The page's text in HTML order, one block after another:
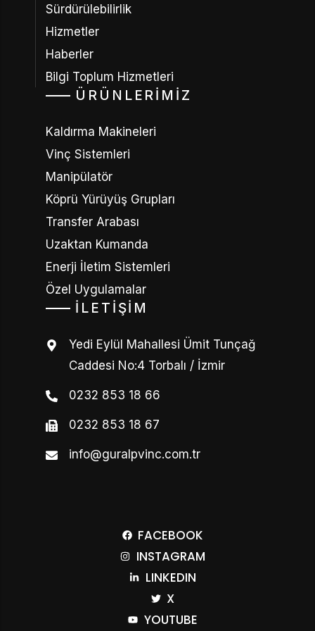
Sürdürülebilirlik
Hizmetler
Haberler
Bilgi Toplum Hizmetleri
ÜRÜNLERIMIZ
Kaldırma Makineleri
Vinç Sistemleri
Manipülatör
Köprü Yürüyüş Grupları
Transfer Arabası
Uzaktan Kumanda
Enerji İletim Sistemleri
Özel Uygulamalar
İLETIŞIM
Yedi Eylül Mahallesi Ümit Tunçağ
Caddesi No:4 Torbalı / İzmir
0232 853 18 66
0232 853 18 67
info@guralpvinc.com.tr
FACEBOOK
INSTAGRAM
LINKEDIN
X
YOUTUBE